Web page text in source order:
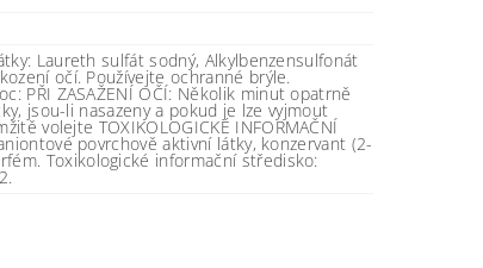
Laureth sulfát sodný, Alkylbenzensulfonát
očí. Používejte ochranné brýle.
PŘI ZASAŽENÍ OČÍ: Několik minut opatrně
jsou-li nasazeny a pokud je lze vyjmout
volejte TOXIKOLOGICKÉ INFORMAČNÍ
povrchově aktivní látky, konzervant (2-
Toxikologické informační středisko: